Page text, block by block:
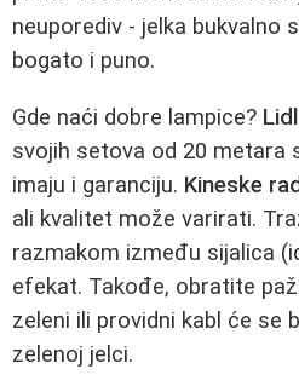
neuporediv - jelka bukvalno
bogato i puno.
Gde naći dobre lampice? Lidl
svojih setova od 20 metara
imaju i garanciju. Kineske
ali kvalitet može varirati.
razmakom između sijalica
efekat. Takođe, obratite
zeleni ili providni kabl će se
zelenoj jelci.